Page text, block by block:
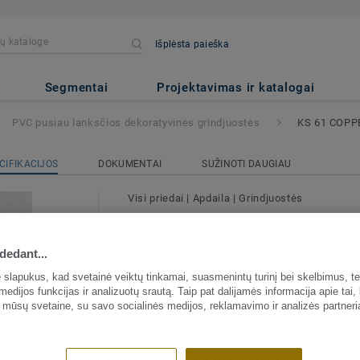
Išplėsta paieška
Segmentai Projektavimas ir katalogai
dekoratyvinės grindjuostės
PVC pusiau lanksčios dekoratyvinės grindjuostės KS 61
DOKUMENTAI SUŽINOTI DAUGIAU
Visi priedai | Apdaila | Grindjuostės
grindjuostės - KS 61
METAL
Pusiau lanksčios PVC dekoratyvinės
viršutiniu ir apatiniu snapeliais. Galima
slapukus, kad svetainė veiktų tinkamai, suasmenintų turinį bei skelbimus,
funkcijas ir analizuotų srautą. Taip pat dalijamės informacija apie tai,
mūsų svetaine, su savo socialinės medijos, reklamavimo ir analizės